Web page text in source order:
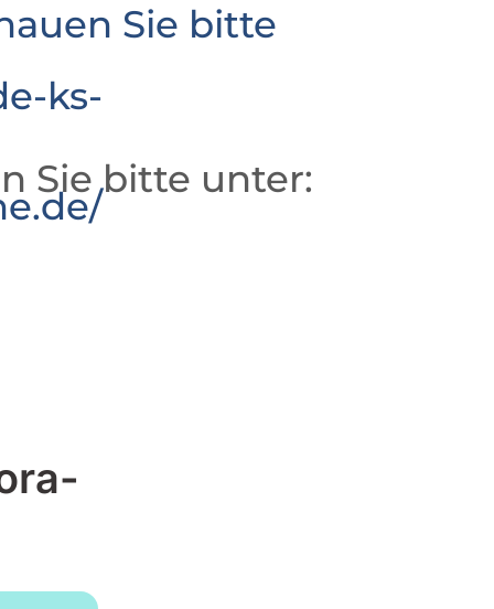
Sie bitte
ks-
Sie bitte unter: